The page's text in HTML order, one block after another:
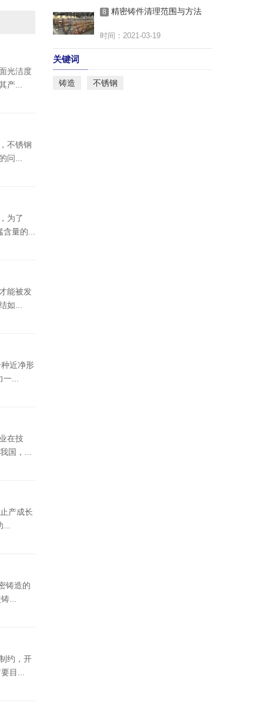
光洁度
产...
不锈钢
问...
为了
量的...
能被发
如...
近净形
...
在技
国，...
产成长
铸造的
...
约，开
目...
8 精密铸件清理范围与方法
时间：2021-03-19
关键词
铸造 不锈钢